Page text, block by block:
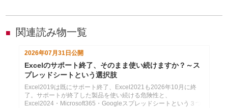
■ 関連読み物一覧
2026年07月31日 公開
Excelのサポート終了、そのまま使い続けますか？～ス
プレッドシートという選択肢
Excel2019は既にサポート終了、Excel2021も2026年10月に終
了。サポートが終了した製品を使い続ける危険性と、
Excel2024・Microsoft365・Googleスプレッドシートという３つ